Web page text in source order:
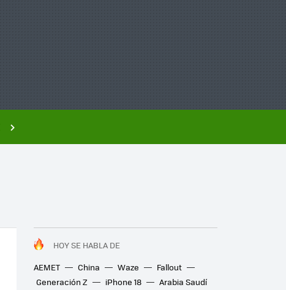
HOY SE HABLA DE
AEMET
China Waze
Fallout
Generación Z
iPhone 18
Arabia Saudí